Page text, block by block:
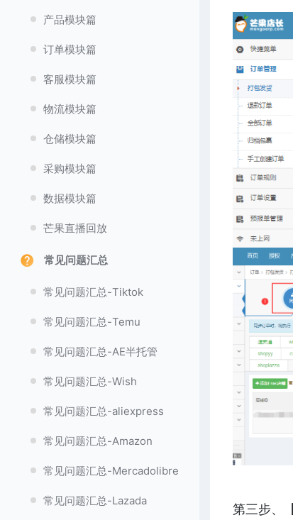
产品模块篇
订单模块篇
客服模块篇
物流模块篇
仓储模块篇
采购模块篇
数据模块篇
芒果直播回放
常见问题汇总
常见问题汇总-Tiktok
常见问题汇总-Temu
常见问题汇总-AE半托管
常见问题汇总-Wish
常见问题汇总-aliexpress
常见问题汇总-Amazon
常见问题汇总-Mercadolibre
常见问题汇总-Lazada
第三步、